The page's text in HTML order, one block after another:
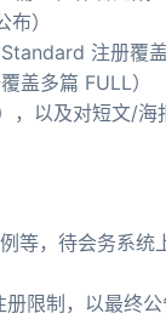
）
注册覆
盖多篇 FULL）
，以及对短文/海
等，待会务系统
限制，以最终